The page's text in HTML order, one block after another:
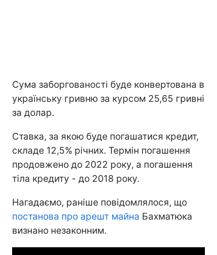
Сума заборгованості буде конвертована в
українську гривню за курсом 25,65 гривні
за долар.
Ставка, за якою буде погашатися кредит,
складе 12,5% річних. Термін погашення
продовжено до 2022 року, а погашення
тіла кредиту - до 2018 року.
Нагадаємо, раніше повідомлялося, що
постанова про арешт майна Бахматюка
визнано незаконним.